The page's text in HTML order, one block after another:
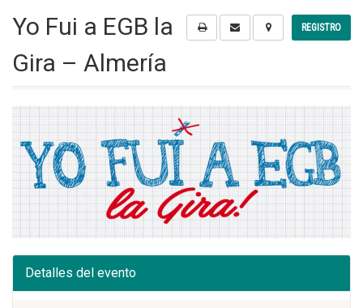
REGISTRO
Yo Fui a EGB la
Gira – Almería
Detalles del evento